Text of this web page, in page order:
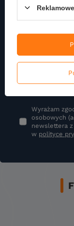
Podaj swój
Wyrażam
osobowych
newslettera
w polityce